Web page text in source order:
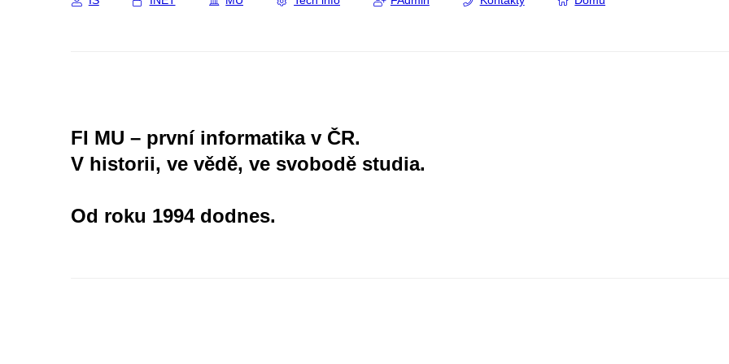
FI MU – první informatika v ČR.
V historii, ve vědě, ve svobodě studia.
Od roku 1994 dodnes.